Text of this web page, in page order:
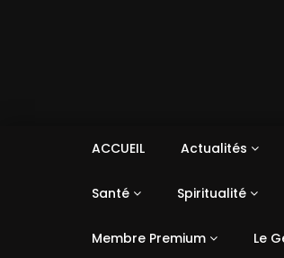
ACCUEIL Actualités
Santé Spiritualité
Membre Premium Le